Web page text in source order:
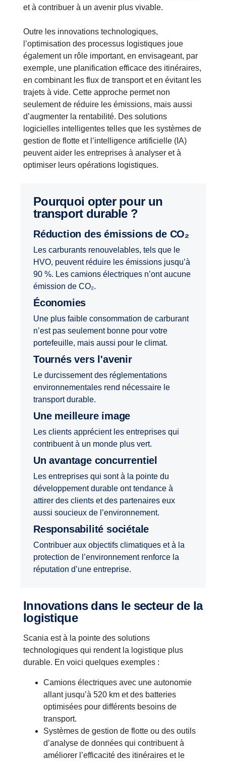
et à contribuer à un avenir plus vivable.
Outre les innovations technologiques,
l’optimisation des processus logistiques joue
également un rôle important, en envisageant, par
exemple, une planification efficace des itinéraires,
en combinant les flux de transport et en évitant les
trajets à vide. Cette approche permet non
seulement de réduire les émissions, mais aussi
d’augmenter la rentabilité. Des solutions
logicielles intelligentes telles que les systèmes de
gestion de flotte et l’intelligence artificielle (IA)
peuvent aider les entreprises à analyser et à
optimiser leurs opérations logistiques.
Pourquoi opter pour un
transport durable ?
Réduction des émissions de CO₂
Les carburants renouvelables, tels que le
HVO, peuvent réduire les émissions jusqu’à
90 %. Les camions électriques n’ont aucune
émission de CO₂.
Économies
Une plus faible consommation de carburant
n’est pas seulement bonne pour votre
portefeuille, mais aussi pour le climat.
Tournés vers l'avenir
Le durcissement des réglementations
environnementales rend nécessaire le
transport durable.
Une meilleure image
Les clients apprécient les entreprises qui
contribuent à un monde plus vert.
Un avantage concurrentiel
Les entreprises qui sont à la pointe du
développement durable ont tendance à
attirer des clients etdes partenaires eux
aussi soucieux de l’environnement.
Responsabilité sociétale
Contribuer aux objectifs climatiques et à la
protection de l’environnement renforce la
réputation d’une entreprise.
Innovations dans le secteur de la
logistique
Scania est à la pointe des solutions
technologiques qui rendent la logistique plus
durable. En voici quelques exemples :
Camions électriques avec une autonomie
allant jusqu’à 520 km et des batteries
optimisées pour différents besoins de
transport.
Systèmes de gestion de flotte ou des outils
d’analyse de données qui contribuent à
améliorer l’efficacité des itinéraires et le